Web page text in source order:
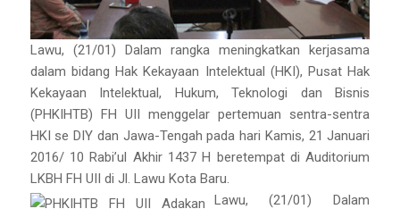
Lawu, (21/01) Dalam rangka meningkatkan kerjasama
dalam bidang Hak Kekayaan Intelektual (HKI), Pusat Hak
Kekayaan Intelektual, Hukum, Teknologi dan Bisnis
(PHKIHTB) FH UII menggelar pertemuan sentra-sentra
HKI se DIY dan Jawa-Tengah pada hari Kamis, 21 Januari
2016/ 10 Rabi’ul Akhir 1437 H beretempat di Auditorium
LKBH FH UII di Jl. Lawu Kota Baru.
Lawu, (21/01) Dalam